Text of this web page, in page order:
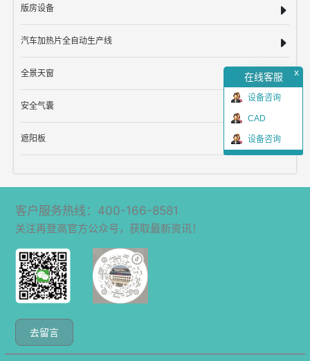
在线客服 x
设备咨询
CAD
设备咨询
版房设备
汽车加热片全自动生产线
全景天窗
安全气囊
遮阳板
客户服务热线：400-166-8581
关注再登高官方公众号，获取最新资讯！
去留言